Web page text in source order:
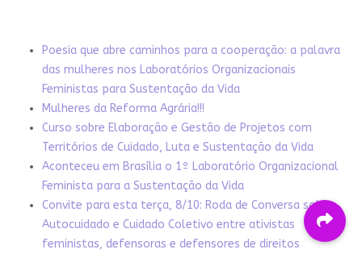
Poesia que abre caminhos para a cooperação: a palavra
das mulheres nos Laboratórios Organizacionais
Feministas para Sustentação da Vida
Mulheres da Reforma Agrária!!!
Curso sobre Elaboração e Gestão de Projetos com
Territórios de Cuidado, Luta e Sustentação da Vida
Aconteceu em Brasília o 1º Laboratório Organizacional
Feminista para a Sustentação da Vida
Convite para esta terça, 8/10: Roda de Conversa sobre
Autocuidado e Cuidado Coletivo entre ativistas
feministas, defensoras e defensores de direitos